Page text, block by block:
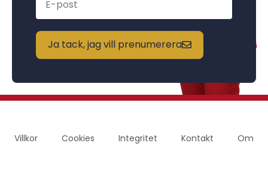
Ja tack, jag vill prenumerera
Villkor Cookies Integritet Kontakt Om